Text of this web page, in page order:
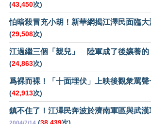
(43,450次)
怕暗殺冒充小胡！新華網揭江澤民面臨大
(29,508次)
江過繼三個「親兒」 陸軍成了後孃養的
(24,863次)
爲裸而裸！「十面埋伏」上映後觀衆罵聲
(42,913次)
鎮不住了！江澤民奔波於濟南軍區與武漢